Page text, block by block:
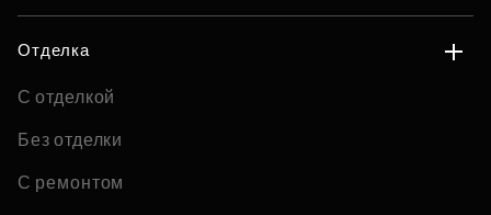
Отделка
С отделкой
Без отделки
С ремонтом